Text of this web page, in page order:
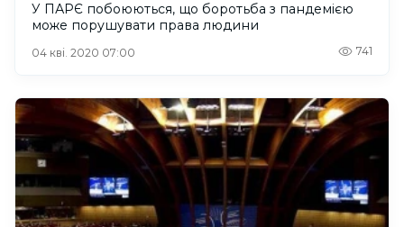
У ПАРЄ побоюються, що боротьба з пандемією
може порушувати права людини
04 кві. 2020 07:00 741